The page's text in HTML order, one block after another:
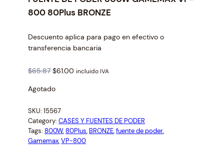
800 80Plus BRONZE
Descuento aplica para pago en efectivo o
transferencia bancaria
$65.87 O
i
i
n
a
l
$61.00 C
n
t
p
incluido IVA
Agotado
SKU: 15567
Category: CASES Y FUENTES DE PODER
Tags: 800W, 80Plus, BRONZE, fuente de poder
Gamemax, VP-800